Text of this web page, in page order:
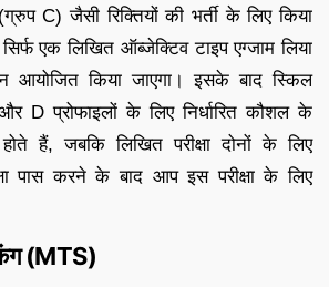
C) जैसी रिक्तियों की भर्ती के लिए किया
एक लिखित ऑब्जेक्टिव टाइप एग्जाम लिया
आयोजित किया जाएगा। इसके बाद स्किल
D प्रोफाइलों के लिए निर्धारित कौशल के
हैं, जबकि लिखित परीक्षा दोनों के लिए
पास करने के बाद आप इस परीक्षा के लिए
(MTS)